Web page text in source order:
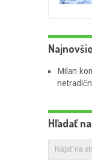
Milan
Hľadať